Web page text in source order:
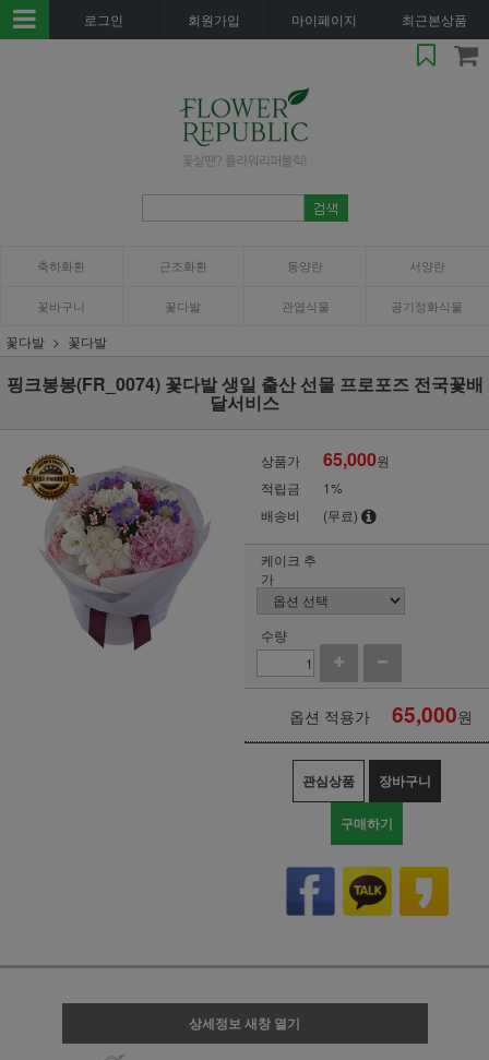
로그인 회원가입 마이페이지 최근본상품
축하화환 근조화환 동양란 서양란
꽃바구니 꽃다발 관엽식물 공기정화식물
꽃다발 꽃다발
핑크봉봉(FR_0074) 꽃다발 생일 출산 선물 프로포즈 전국꽃배
달서비스
상품가 65,000원
적립금
1%
배송비
(무료)
케이크 추
가
수량
옵션 적용가 65,000원
관심상품 장바구니
구매하기
상세정보 새창 열기